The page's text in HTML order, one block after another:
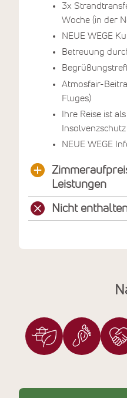
3x
Woche (in der
NEUE WEGE
Betreuung
Atmosfair-
Fluges)
Ihre Reise ist
NEUE WEGE
Leistungen
Nicht